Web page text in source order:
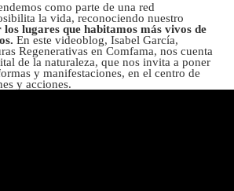
como parte de una red
la vida, reconociendo nuestro
los lugares que habitamos más vivos de
En este videoblog, Isabel García,
Regenerativas en Comfama, nos cuenta
de la naturaleza, que nos invita a poner
y manifestaciones, en el centro de
y acciones.